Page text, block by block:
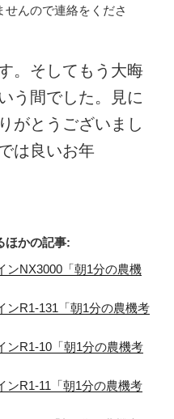
せんので連絡をくださ
。そしてもう大晦
う間でした。見に
がとうございまし
は良いお年
ほかの記事:
ンNX3000「朝1分の農機
ンR1-131「朝1分の農機考
ンR1-10「朝1分の農機考
ンR1-11「朝1分の農機考